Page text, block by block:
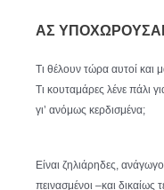
ΑΣ
Τι θέλουν τώρα αυτοί και
Τι κουταμάρες λένε πάλι
γι’ ανόμως κερδισμένα;
Είναι ζηλιάρηδες,
πεινασμένοι –και δικαίως